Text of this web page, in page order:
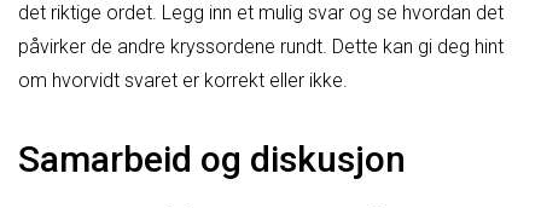
det riktige ordet. Legg inn et mulig svar og se hvordan det
påvirker de andre kryssordene rundt. Dette kan gi deg hint
om hvorvidt svaret er korrekt eller ikke.
Samarbeid og diskusjon